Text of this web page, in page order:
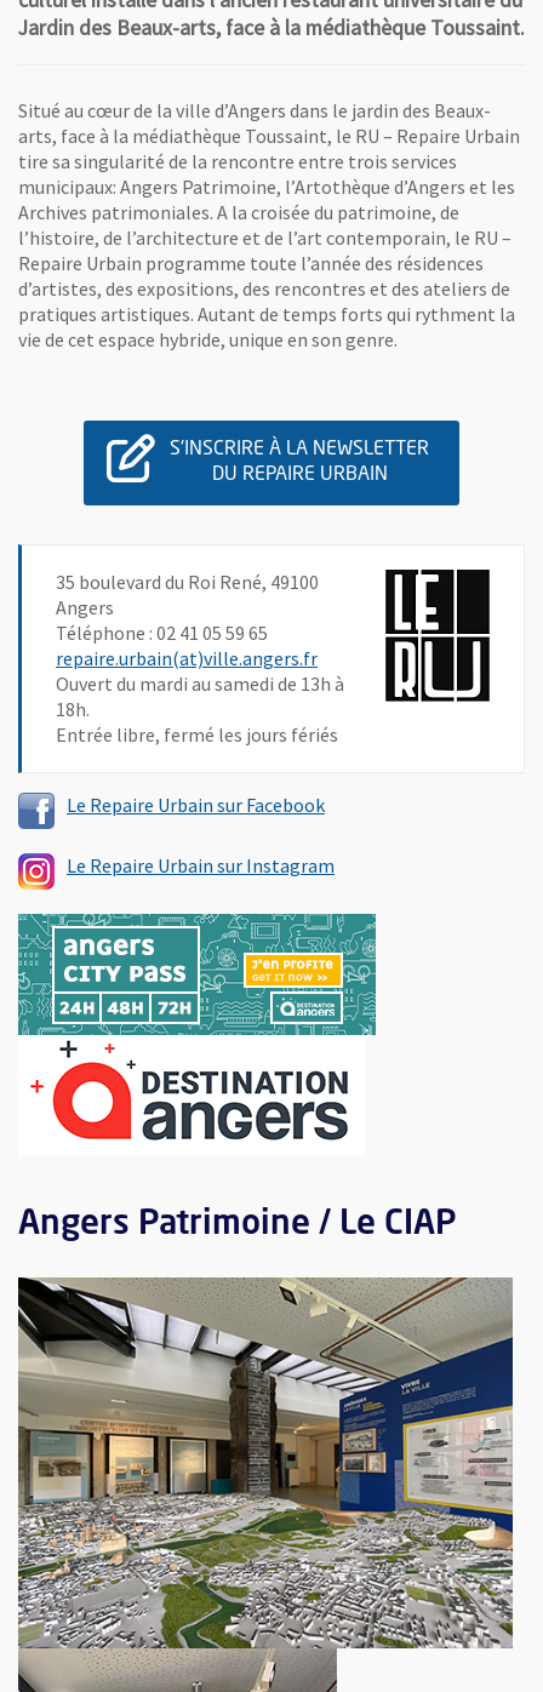
Jardin des Beaux-arts, face à la médiathèque Toussaint.
Situé au cœur de la ville d’Angers dans le jardin des Beaux-
arts, face à la médiathèque Toussaint, le RU – Repaire Urbain
tire sa singularité de la rencontre entre trois services
municipaux: Angers Patrimoine, l’Artothèque d’Angers et les
Archives patrimoniales. A la croisée du patrimoine, de
l’histoire, de l’architecture et de l’art contemporain, le RU –
Repaire Urbain programme toute l’année des résidences
d’artistes, des expositions, des rencontres et des ateliers de
pratiques artistiques. Autant de temps forts qui rythment la
vie de cet espace hybride, unique en son genre.
S'INSCRIRE À LA NEWSLETTER
DU REPAIRE URBAIN
, OUVRE UNE NOUVELLE
35 boulevard du Roi René, 49100
Angers
Téléphone : 02 41 05 59 65
repaire.urbain(at)ville.angers.fr, Ouvre une nouvelle
Ouvert du mardi au samedi de 13h à
18h.
Entrée libre, fermé les jours fériés
Le Repaire Urbain sur Facebook, Ouvre une nouvelle
Le Repaire Urbain sur Instagram
, Ouvre une nouvelle fenêtre
Angers Patrimoine / Le CIAP